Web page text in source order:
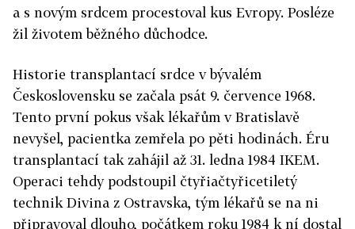
a s novým srdcem procestoval kus Evropy. Posléze
žil životem běžného důchodce.
Historie transplantací srdce v bývalém
Československu se začala psát 9. července 1968.
Tento první pokus však lékařům v Bratislavě
nevyšel, pacientka zemřela po pěti hodinách. Éru
transplantací tak zahájil až 31. ledna 1984 IKEM.
Operaci tehdy podstoupil čtyřiačtyřicetiletý
technik Divina z Ostravska, tým lékařů se na ni
připravoval dlouho, počátkem roku 1984 k ní dostal